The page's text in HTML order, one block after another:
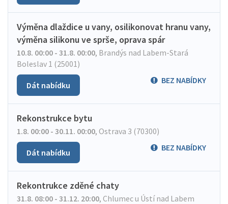
Výměna dlaždice u vany, osilikonovat hranu vany,
výměna silikonu ve sprše, oprava spár
10.8. 00:00 - 31.8. 00:00, Brandýs nad Labem-Stará
Boleslav 1 (25001)
BEZ NABÍDKY
Dát nabídku
Rekonstrukce bytu
1.8. 00:00 - 30.11. 00:00, Ostrava 3 (70300)
BEZ NABÍDKY
Dát nabídku
Rekontrukce zděné chaty
31.8. 08:00 - 31.12. 20:00, Chlumec u Ústí nad Labem